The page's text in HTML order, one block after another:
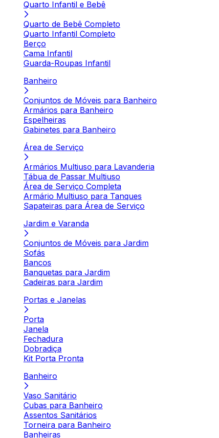
Quarto Infantil e Bebê
Quarto de Bebê Completo
Quarto Infantil Completo
Berço
Cama Infantil
Guarda-Roupas Infantil
Banheiro
Conjuntos de Móveis para Banheiro
Armários para Banheiro
Espelheiras
Gabinetes para Banheiro
Área de Serviço
Armários Multiuso para Lavanderia
Tábua de Passar Multiuso
Área de Serviço Completa
Armário Multiuso para Tanques
Sapateiras para Área de Serviço
Jardim e Varanda
Conjuntos de Móveis para Jardim
Sofás
Bancos
Banquetas para Jardim
Cadeiras para Jardim
Portas e Janelas
Porta
Janela
Fechadura
Dobradiça
Kit Porta Pronta
Banheiro
Vaso Sanitário
Cubas para Banheiro
Assentos Sanitários
Torneira para Banheiro
Banheiras